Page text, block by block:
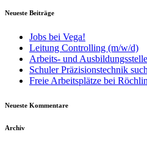
Neueste Beiträge
Jobs bei Vega!
Leitung Controlling (m/w/d)
Arbeits- und
Schuler Präzisionstechnik
Freie Arbeitsplätze bei
Neueste Kommentare
Archiv